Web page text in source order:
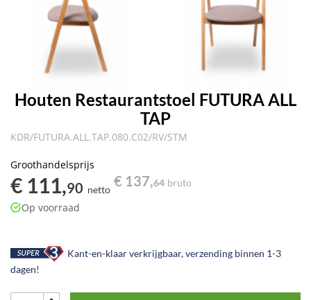
Houten Restaurantstoel FUTURA ALL
TAP
KDR/FUTURA.ALL.TAP.080.C02/RV/STM
Groothandelsprijs
€ 111,90 netto
€ 137,64 bruto
Op voorraad
Kant-en-klaar verkrijgbaar, verzending binnen 1-3
dagen!